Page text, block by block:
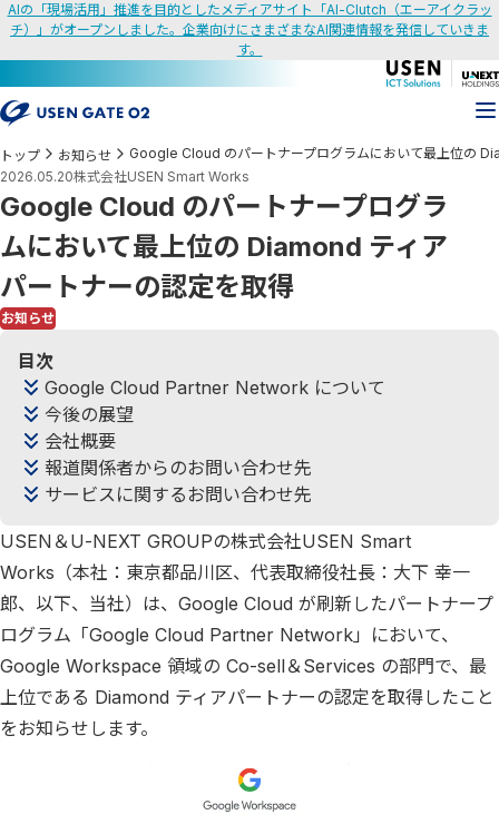
AIの「現場活用」推進を目的としたメディアサイト「AI-Clutch（エーアイクラッ
チ）」がオープンしました。企業向けにさまざまなAI関連情報を発信していきま
す。
トップ お知らせ
Google Cloud のパートナープログラムにおいて最上位の
2026.05.20株式会社USEN Smart Works
Google Cloud のパートナープログラ
ムにおいて最上位の Diamond ティア
パートナーの認定を取得
お知らせ
目次
Google Cloud Partner Network について
今後の展望
会社概要
報道関係者からのお問い合わせ先
サービスに関するお問い合わせ先
USEN＆U-NEXT GROUPの株式会社USEN Smart
Works（本社：東京都品川区、代表取締役社長：大下 幸一
郎、以下、当社）は、Google Cloud が刷新したパートナープ
ログラム「Google Cloud Partner Network」において、
Google Workspace 領域の Co-sell＆Services の部門で、最
上位である Diamond ティアパートナーの認定を取得したこと
をお知らせします。